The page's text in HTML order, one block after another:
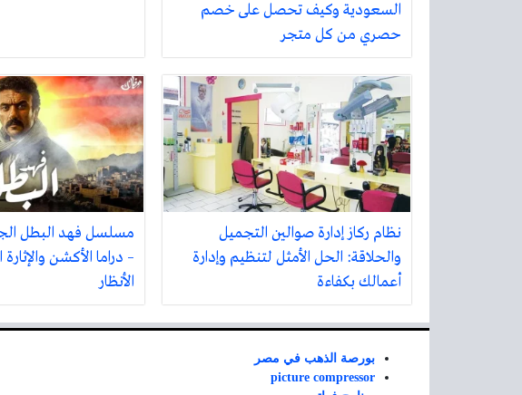
السعودية وكيف تحصل على خصم
حصري من كل متجر
نظام ركاز إدارة صوالين التجميل
والحلاقة: الحل الأمثل لتنظيم وإدارة
أعمالك بكفاءة
مسلسل فهد البطل
– دراما الأكشن
الأنظار
بورصة الذهب في مصر
picture compressor